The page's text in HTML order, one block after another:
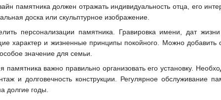
памятника должен отражать индивидуальность отца, его
доска или скульптурное изображение.
персонализации памятника. Гравировка имени, дат
характер и жизненные принципы покойного. Можно добавить
значение для семьи.
памятника важно правильно организовать его установку.
и долговечность конструкции. Регулярное обслуживание
долгие годы.